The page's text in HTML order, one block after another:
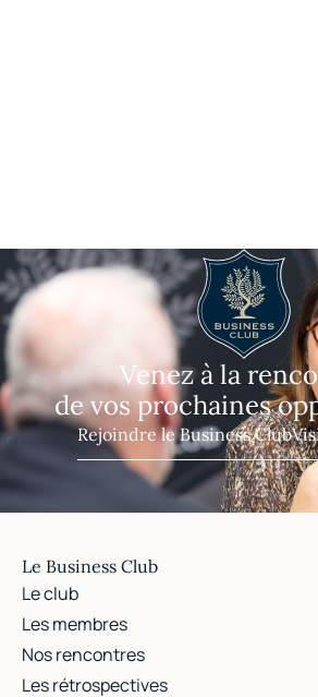
Venez à la
de vos prochaines
Rejoindre le Business Club
Le Business Club
Le club
Les membres
Nos rencontres
Les rétrospectives